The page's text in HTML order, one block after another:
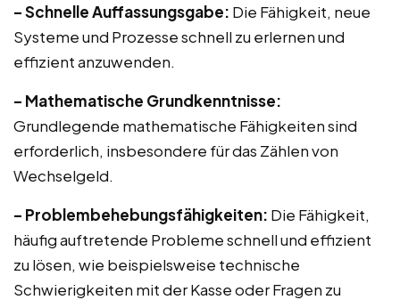
– Schnelle Auffassungsgabe: Die Fähigkeit, neue
Systeme und Prozesse schnell zu erlernen und
effizient anzuwenden.
– Mathematische Grundkenntnisse:
Grundlegende mathematische Fähigkeiten sind
erforderlich, insbesondere für das Zählen von
Wechselgeld.
– Problembehebungsfähigkeiten: Die Fähigkeit,
häufig auftretende Probleme schnell und effizient
zu lösen, wie beispielsweise technische
Schwierigkeiten mit der Kasse oder Fragen zu